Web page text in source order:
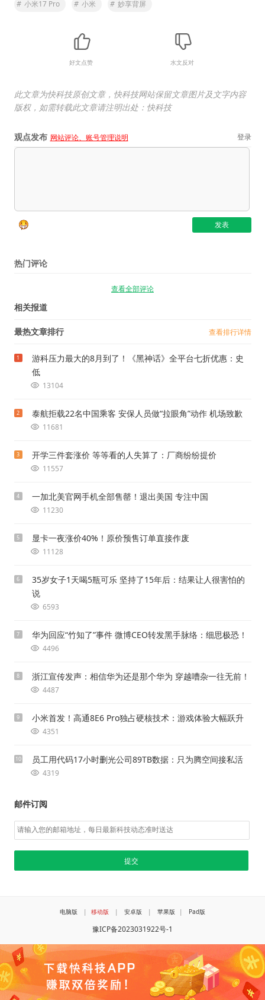
# 小米17 Pro # 小米 # 妙享背屏
好文点赞 水文反对
此文章为快科技原创文章，快科技网站保留文章图片及文字内容
版权，如需转载此文章请注明出处：快科技
观点发布 网站评论、账号管理说明 登录
热门评论
查看全部评论
相关报道
最热文章排行 查看排行详情
1
游科压力最大的8月到了！《黑神话》全平台七折优惠：史
低
13104
2 泰航拒载22名中国乘客 安保人员做“拉眼角”动作 机场致歉
11681
3 开学三件套涨价 等等看的人失算了：厂商纷纷提价
11557
4 一加北美官网手机全部售罄！退出美国 专注中国
11230
5 显卡一夜涨价40%！原价预售订单直接作废
11128
6
35岁女子1天喝5瓶可乐 坚持了15年后：结果让人很害怕的
说
6593
7 华为回应“竹知了”事件 微博CEO转发黑手脉络：细思极恐！
4496
8 浙江宣传发声：相信华为还是那个华为 穿越嘈杂一往无前！
4487
9 小米首发！高通8E6 Pro独占硬核技术：游戏体验大幅跃升
4351
10 员工用代码17小时删光公司89TB数据：只为腾空间接私活
4319
邮件订阅
电脑版 | 移动版 | 安卓版 | 苹果版 | Pad版
豫ICP备2023031922号-1